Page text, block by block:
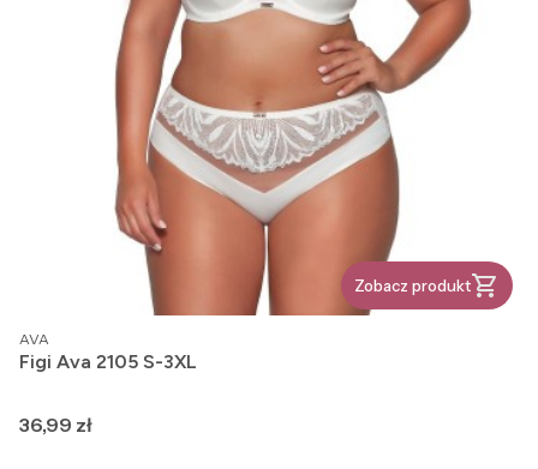
Zobacz produkt
PRODUCENT
AVA
Figi Ava 2105 S-3XL
Cena
36,99 zł